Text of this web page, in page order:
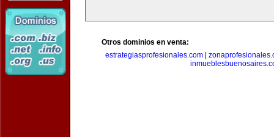
Otros dominios en venta:
estrategiasprofesionales.com